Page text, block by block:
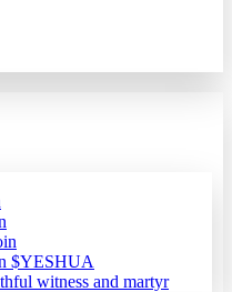
$YESHUA
witness and martyr